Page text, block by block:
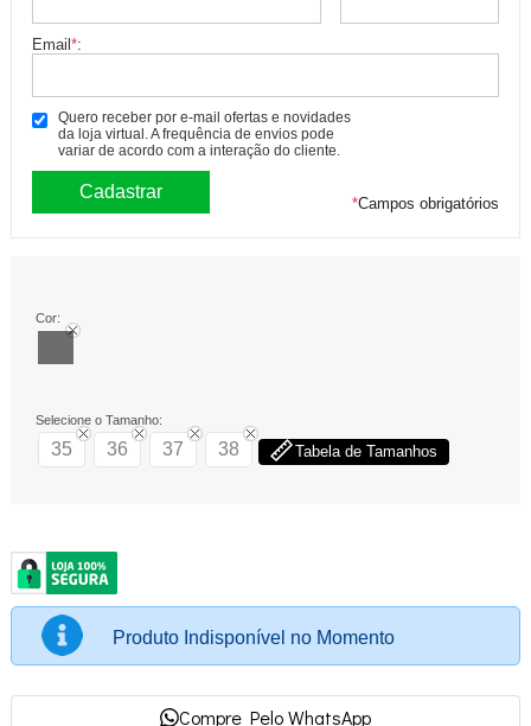
Email*:
Quero receber por e-mail ofertas e novidades
da loja virtual. A frequência de envios pode
variar de acordo com a interação do cliente.
*Campos obrigatórios
Cor:
Selecione o Tamanho:
35 36 37 38 Tabela de Tamanhos
Produto Indisponível no Momento
Compre Pelo WhatsApp